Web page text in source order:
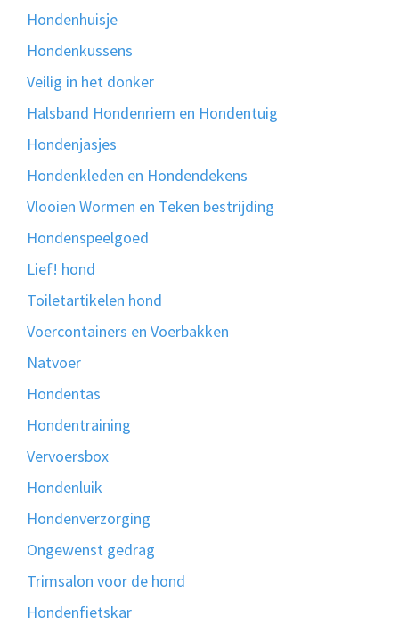
Hondenhuisje
Hondenkussens
Veilig in het donker
Halsband Hondenriem en Hondentuig
Hondenjasjes
Hondenkleden en Hondendekens
Vlooien Wormen en Teken bestrijding
Hondenspeelgoed
Lief! hond
Toiletartikelen hond
Voercontainers en Voerbakken
Natvoer
Hondentas
Hondentraining
Vervoersbox
Hondenluik
Hondenverzorging
Ongewenst gedrag
Trimsalon voor de hond
Hondenfietskar